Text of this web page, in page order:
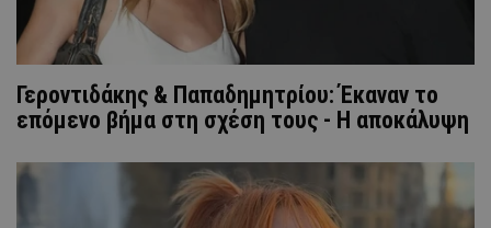
Γεροντιδάκης & Παπαδημητρίου: Έκαναν το
επόμενο βήμα στη σχέση τους - Η αποκάλυψη